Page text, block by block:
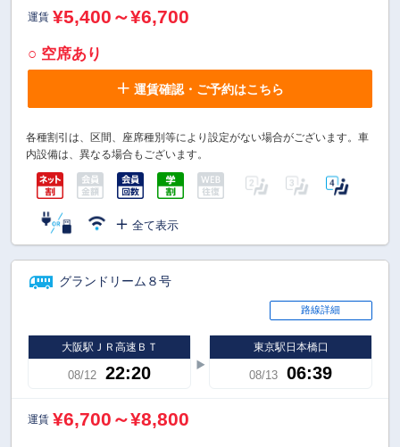
運賃 ¥5,400～¥6,700
○ 空席あり
運賃確認・ご予約はこちら
各種割引は、区間、座席種別等により設定がない場合がございます。車
内設備は、異なる場合もございます。
全て表示
グランドリーム８号
路線詳細
大阪駅ＪＲ高速ＢＴ
08/12 22:20
東京駅日本橋口
08/13 06:39
運賃 ¥6,700～¥8,800